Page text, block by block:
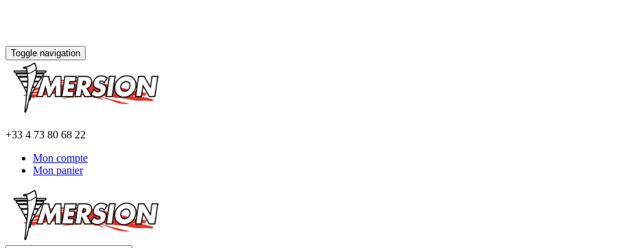
Toggle navigation
+33 4 73 80 68 22
Mon compte
Mon panier